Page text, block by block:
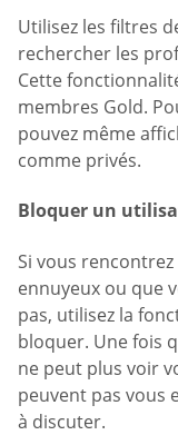
Utilisez les filtres
rechercher les
Cette
membres Gold.
pouvez même
comme privés.
Bloquer un
Si vous
ennuyeux ou que
pas, utilisez la
bloquer. Une fois
ne peut plus voir
peuvent pas vous
à discuter.